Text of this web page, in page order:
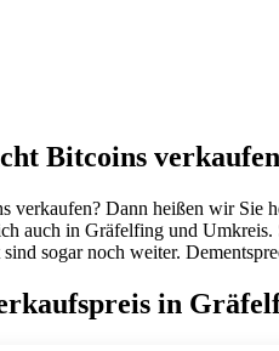
Bitcoins
verkaufen? Dann heißen wir Sie
auch in Gräfelfing und
sogar noch weiter.
in